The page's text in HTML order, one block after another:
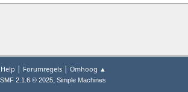
Help | Forumregels| Omhoog ▲
SMF 2.1.6 © 2025, Simple Machines